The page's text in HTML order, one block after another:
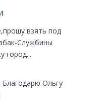
взять под
Службины
город...
Благодарю Ольгу